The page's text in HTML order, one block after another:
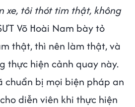
xe, tôi thót tim thật, không
Võ Hoài Nam bày tỏ
thật, thì nên làm thật, và
thực hiện cảnh quay này.
chuẩn bị mọi biện pháp an
diễn viên khi thực hiện